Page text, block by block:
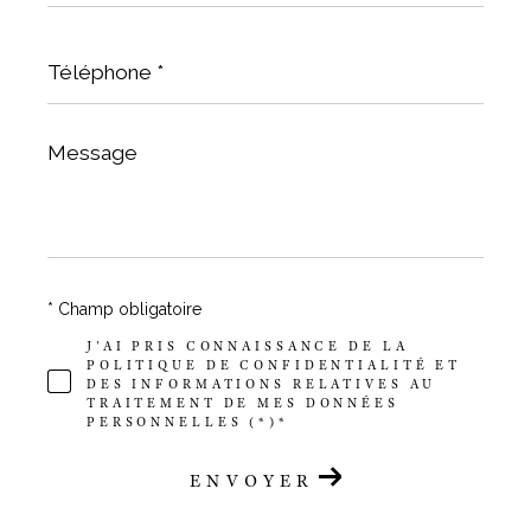
*
Message
*
J'AI PRIS CONNAISSANCE DE LA
POLITIQUE DE CONFIDENTIALITÉ ET
DES INFORMATIONS RELATIVES AU
TRAITEMENT DE MES DONNÉES
PERSONNELLES (*)*
* Champ obligatoire
ENVOYER